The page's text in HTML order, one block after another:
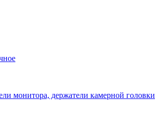
монитора, держатели камерной головки